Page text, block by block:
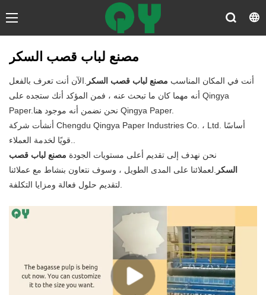
مصنع لباب قصب السكر
أنت في المكان المناسب مصنع لباب قصب السكر .الآن أنت تعرف بالفعل
أنه مهما كان ما تبحث عنه ، فمن المؤكد أنك ستجده على Qingya
Paper.نحن نضمن أنه موجود هنا Qingya Paper.
أنشأت شركة Chengdu Qingya Paper Industries Co. ، Ltd. أساسًا
قويًا لخدمة العملاء..
نحن نهدف إلى تقديم أعلى مستويات الجودة مصنع لباب قصب
السكر .لعملائنا على المدى الطويل ، وسوف نتعاون بنشاط مع عملائنا
لتقديم حلول فعالة ومزايا التكلفة.